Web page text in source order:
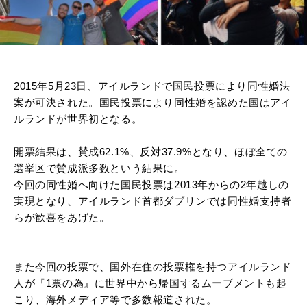
2015年5月23日、アイルランドで国民投票により同性婚法
案が可決された。国民投票により同性婚を認めた国はアイ
ルランドが世界初となる。
開票結果は、賛成62.1%、反対37.9%となり、ほぼ全ての
選挙区で賛成派多数という結果に。
今回の同性婚へ向けた国民投票は2013年からの2年越しの
実現となり、アイルランド首都ダブリンでは同性婚支持者
らが歓喜をあげた。
また今回の投票で、国外在住の投票権を持つアイルランド
人が『1票の為』に世界中から帰国するムーブメントも起
こり、海外メディア等で多数報道された。